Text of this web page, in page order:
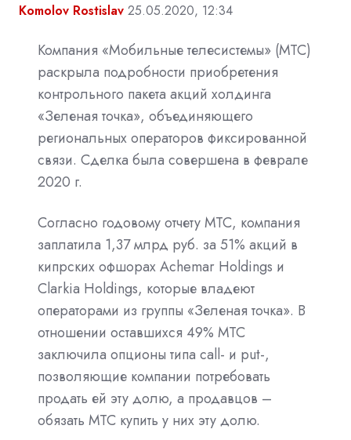
Komolov Rostislav 25.05.2020, 12:34
Компания «Мобильные телесистемы» (МТС)
раскрыла подробности приобретения
контрольного пакета акций холдинга
«Зеленая точка», объединяющего
региональных операторов фиксированной
связи. Сделка была совершена в феврале
2020 г.
Согласно годовому отчету МТС, компания
заплатила 1,37 млрд руб. за 51% акций в
кипрских офшорах Achemar Holdings и
Clarkia Holdings, которые владеют
операторами из группы «Зеленая точка». В
отношении оставшихся 49% МТС
заключила опционы типа call- и put-,
позволяющие компании потребовать
продать ей эту долю, а продавцов –
обязать МТС купить у них эту долю.